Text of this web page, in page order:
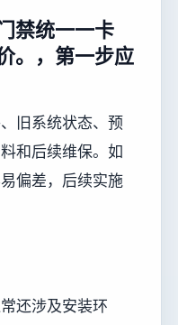
禁统一一卡
。，第一步应
旧系统状态、预
和后续维保。如
偏差，后续实施
还涉及安装环